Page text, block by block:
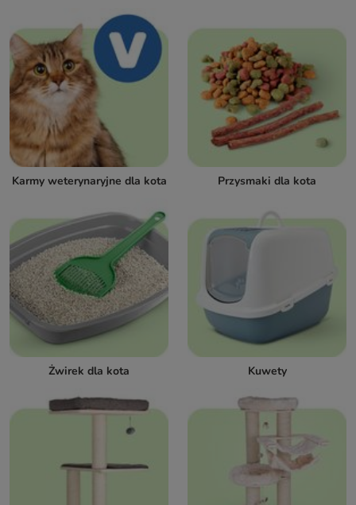
Karmy weterynaryjne dla kota Przysmaki dla kota
Żwirek dla kota Kuwety